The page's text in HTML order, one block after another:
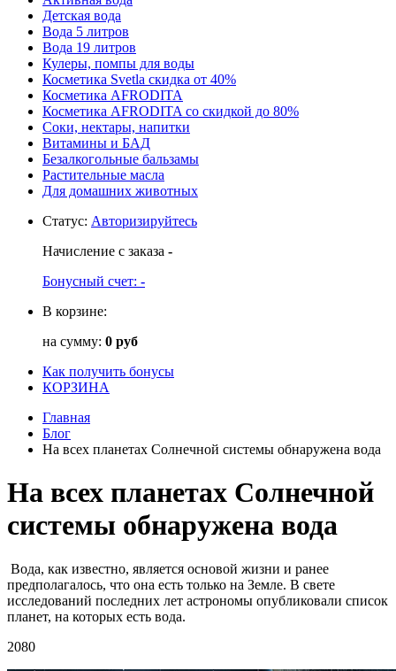
Детская вода
Вода 5 литров
Вода 19 литров
Кулеры, помпы для воды
Косметика Svetla скидка от 40%
Косметика AFRODITA
Косметика AFRODITA со скидкой до 80%
Соки, нектары, напитки
Витамины и БАД
Безалкогольные бальзамы
Растительные масла
Для домашних животных
Статус: Авторизируйтесь
Начисление с заказа -
Бонусный счет: -
В корзине:
на сумму: 0 руб
Как получить бонусы
КОРЗИНА
Главная
Блог
На всех планетах Солнечной системы обнаружена вода
На всех планетах Солнечной
системы обнаружена вода
Вода, как известно, является основой жизни и ранее
предполагалось, что она есть только на Земле. В свете
исследований последних лет астрономы опубликовали список
планет, на которых есть вода.
2080